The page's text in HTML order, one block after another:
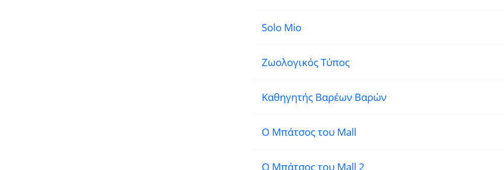
Solo Mio
Ζωολογικός Τύπος
Καθηγητής Βαρέων Βαρών
Ο Μπάτσος του Mall
Ο Μπάτσος του Mall 2